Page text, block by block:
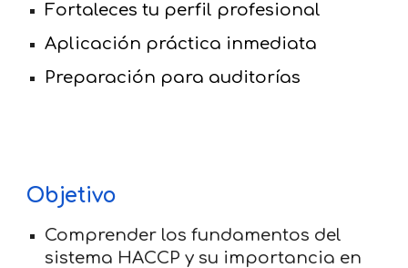
Fortaleces tu perfil profesional
Aplicación práctica inmediata
Preparación para auditorías
Objetivo
Comprender los fundamentos del
sistema HACCP y su importancia en